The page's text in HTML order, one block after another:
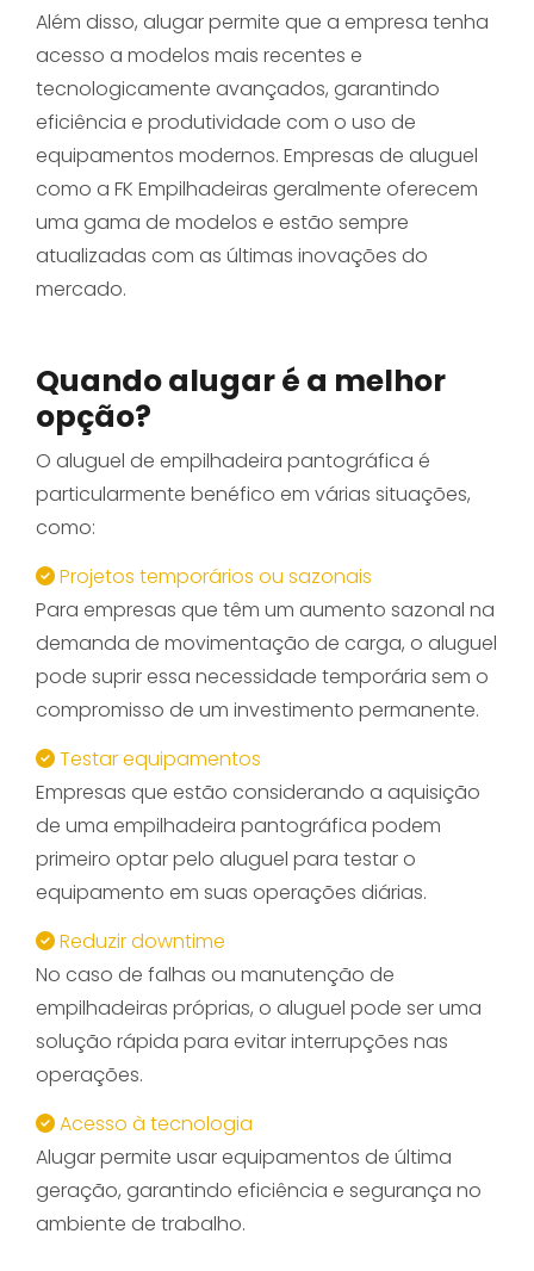
Além disso, alugar permite que a empresa tenha
acesso a modelos mais recentes e
tecnologicamente avançados, garantindo
eficiência e produtividade com o uso de
equipamentos modernos. Empresas de aluguel
como a FK Empilhadeiras geralmente oferecem
uma gama de modelos e estão sempre
atualizadas com as últimas inovações do
mercado.
Quando alugar é a melhor
opção?
O aluguel de empilhadeira pantográfica é
particularmente benéfico em várias situações,
como:
Projetos temporários ou sazonais
Para empresas que têm um aumento sazonal na
demanda de movimentação de carga, o aluguel
pode suprir essa necessidade temporária sem o
compromisso de um investimento permanente.
Testar equipamentos
Empresas que estão considerando a aquisição
de uma empilhadeira pantográfica podem
primeiro optar pelo aluguel para testar o
equipamento em suas operações diárias.
Reduzir downtime
No caso de falhas ou manutenção de
empilhadeiras próprias, o aluguel pode ser uma
solução rápida para evitar interrupções nas
operações.
Acesso à tecnologia
Alugar permite usar equipamentos de última
geração, garantindo eficiência e segurança no
ambiente de trabalho.